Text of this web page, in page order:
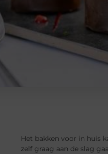
Het bakken voor in huis
zelf graag aan de slag